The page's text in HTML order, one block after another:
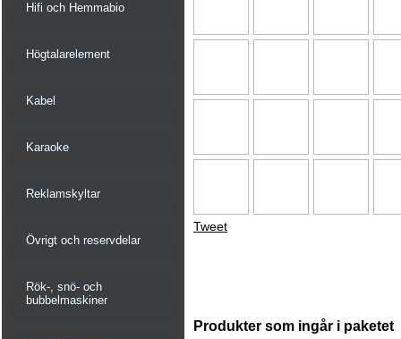
Hifi och Hemmabio
Högtalarelement
Kabel
Karaoke
Reklamskyltar
Övrigt och reservdelar
Rök-, snö- och
bubbelmaskiner
Tweet
Produkter som ingår i paketet